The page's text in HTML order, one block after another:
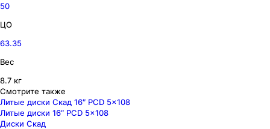
50
ЦО
63.35
Вес
8.7 кг
Смотрите также
Литые диски Скад 16″ PCD 5x108
Литые диски 16″ PCD 5x108
Диски Скад